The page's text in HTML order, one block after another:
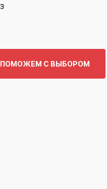
ПОМОЖЕМ С ВЫБОРОМ